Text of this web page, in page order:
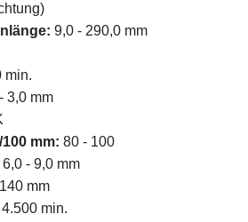
9,0 - 290,0 mm
min.
3,0 mm
mm: 80 - 100
6,0 - 9,0 mm
mm
min.